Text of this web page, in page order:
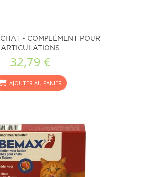
- COMPLÉMENT POUR
ARTICULATIONS
32,79 €
AJOUTER AU PANIER